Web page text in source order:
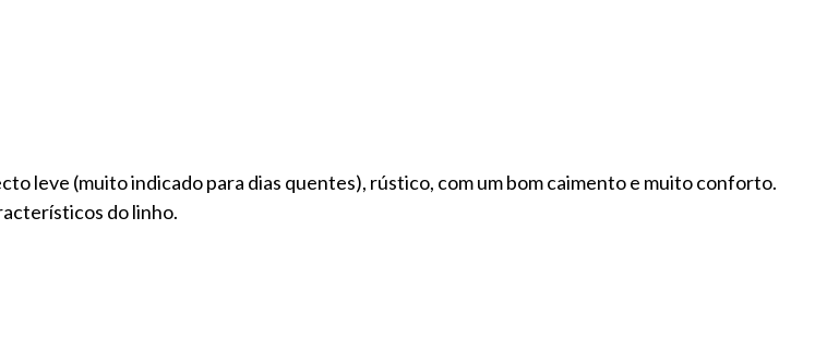
leve (muito indicado para dias quentes), rústico, com um bom caimento e muito conforto.
do linho.